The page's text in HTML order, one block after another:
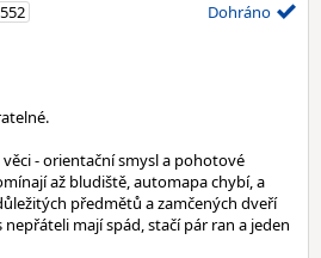
Dohráno
- orientační smysl a pohotové
až bludiště, automapa chybí, a
předmětů a zamčených dveří
mají spád, stačí pár ran a jeden